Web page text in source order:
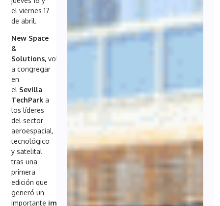
el viernes 17
de abril.
New Space
&
Solutions,volverá
a congregar
en
el Sevilla
TechPark a
los líderes
del sector
aeroespacial,
tecnológico
y satelital
tras una
primera
edición que
generó un
importante impacto